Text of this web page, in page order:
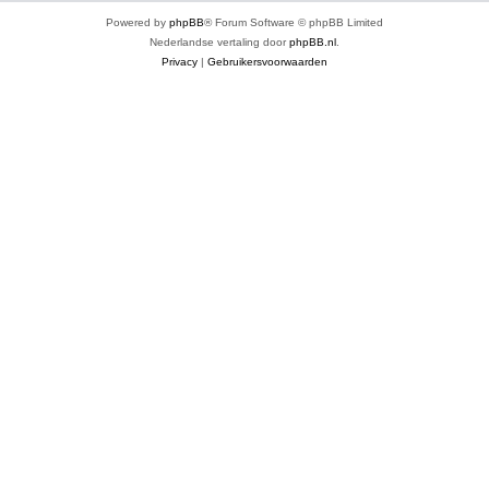
Powered by phpBB® Forum Software © phpBB Limited
Nederlandse vertaling doorphpBB.nl
Privacy | Gebruikersvoorwaarden